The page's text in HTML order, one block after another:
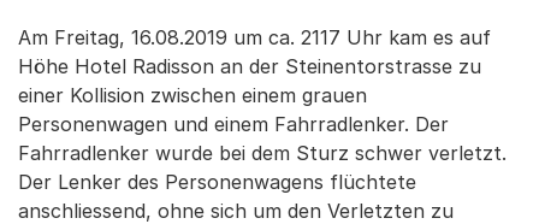
Am Freitag, 16.08.2019 um ca. 2117 Uhr kam es auf
Höhe Hotel Radisson an der Steinentorstrasse zu
einer Kollision zwischen einem grauen
Personenwagen und einem Fahrradlenker. Der
Fahrradlenker wurde bei dem Sturz schwer verletzt.
Der Lenker des Personenwagens flüchtete
anschliessend, ohne sich um den Verletzten zu